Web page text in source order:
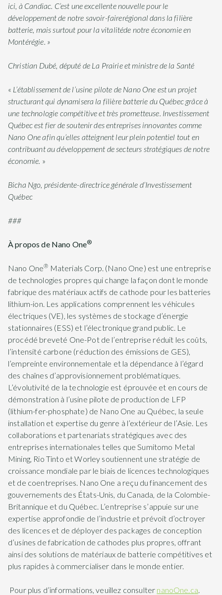
ici, à Candiac. C’est une excellente nouvelle pour le
développement de notre savoir-fairerégional dans la filière
batterie, mais surtout pour la vitalitéde notre économie en
Montérégie. »
Christian Dubé, député de La Prairie et ministre de la Santé
« L’établissement de l’usine pilote de Nano One est un projet
structurant qui dynamisera la filière batterie du Québec grâce à
une technologie compétitive et très prometteuse. Investissement
Québec est fier de soutenir des entreprises innovantes comme
Nano One afin qu’elles atteignent leur plein potentiel tout en
contribuant au développement de secteurs stratégiques de notre
économie. »
Bicha Ngo, présidente-directrice générale d’Investissement
Québec
###
À propos de Nano One®
Nano One® Materials Corp. (Nano One) est une entreprise
de technologies propres qui change la façon dont le monde
fabrique des matériaux actifs de cathode pour les batteries
lithium-ion. Les applications comprennent les véhicules
électriques (VE), les systèmes de stockage d’énergie
stationnaires (ESS) et l’électronique grand public. Le
procédé breveté One-Pot de l’entreprise réduit les coûts,
l’intensité carbone (réduction des émissions de GES),
l’empreinte environnementale et la dépendance à l’égard
des chaînes d’approvisionnement problématiques.
L’évolutivité de la technologie est éprouvée et en cours de
démonstration à l’usine pilote de production de LFP
(lithium-fer-phosphate) de Nano One au Québec, la seule
installation et expertise du genre à l’extérieur de l’Asie. Les
collaborations et partenariats stratégiques avec des
entreprises internationales telles que Sumitomo Metal
Mining, Rio Tinto et Worley soutiennent une stratégie de
croissance mondiale par le biais de licences technologiques
et de coentreprises. Nano One a reçu du financement des
gouvernements des États-Unis, du Canada, de la Colombie-
Britannique et du Québec. L’entreprise s’appuie sur une
expertise approfondie de l’industrie et prévoit d’octroyer
des licences et de déployer des packages de conception
d’usines de fabrication de cathodes plus propres, offrant
ainsi des solutions de matériaux de batterie compétitives et
plus rapides à commercialiser dans le monde entier.
Pour plus d’informations, veuillez consulter nanoOne.ca.